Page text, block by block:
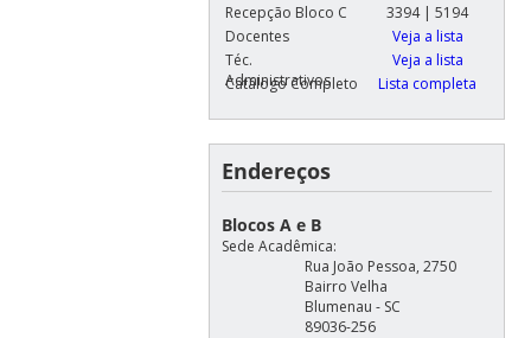
Recepção Bloco C
3394 | 5194
Docentes
Veja a lista
Téc.
Administrativos
Veja a lista
Catálogo Completo
Lista completa
Endereços
Blocos A e B
Sede Acadêmica:
Rua João Pessoa, 2750
Bairro Velha
Blumenau - SC
89036-256